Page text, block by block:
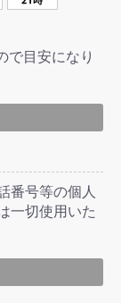
で目安になり
番号等の個人
一切使用いた